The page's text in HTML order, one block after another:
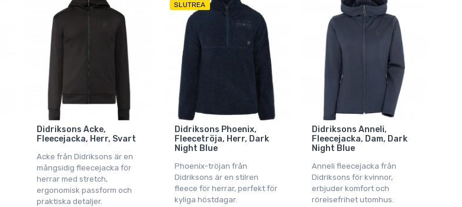
Didriksons Acke,
Fleecejacka, Herr, Svart
Acke från Didriksons är en
mångsidig fleecejacka för
herrar med stretch,
ergonomisk passform och
praktiska detaljer.
SLUTREA
Didriksons Phoenix,
Fleecetröja, Herr, Dark
Night Blue
Phoenix-tröjan från
Didriksons är en stilren
fleece för herrar, perfekt för
kyliga höstdagar.
Didriksons Anneli,
Fleecejacka, Dam, Dark
Night Blue
Anneli fleecejacka från
Didriksons för kvinnor,
erbjuder komfort och
rörelsefrihet utomhus.